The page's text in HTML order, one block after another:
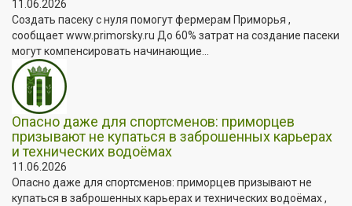
11.06.2026
Создать пасеку с нуля помогут фермерам Приморья ,
сообщает www.primorsky.ru До 60% затрат на создание пасеки
могут компенсировать начинающие...
Опасно даже для спортсменов: приморцев
призывают не купаться в заброшенных карьерах
и технических водоёмах
11.06.2026
Опасно даже для спортсменов: приморцев призывают не
купаться в заброшенных карьерах и технических водоёмах ,